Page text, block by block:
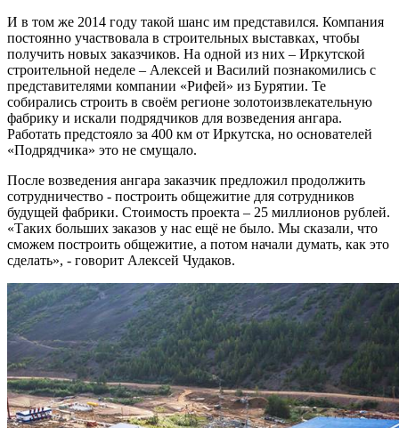
И в том же 2014 году такой шанс им представился. Компания
постоянно участвовала в строительных выставках, чтобы
получить новых заказчиков. На одной из них – Иркутской
строительной неделе – Алексей и Василий познакомились с
представителями компании «Рифей» из Бурятии. Те
собирались строить в своём регионе золотоизвлекательную
фабрику и искали подрядчиков для возведения ангара.
Работать предстояло за 400 км от Иркутска, но основателей
«Подрядчика» это не смущало.
После возведения ангара заказчик предложил продолжить
сотрудничество - построить общежитие для сотрудников
будущей фабрики. Стоимость проекта – 25 миллионов рублей.
«Таких больших заказов у нас ещё не было. Мы сказали, что
сможем построить общежитие, а потом начали думать, как это
сделать», - говорит Алексей Чудаков.